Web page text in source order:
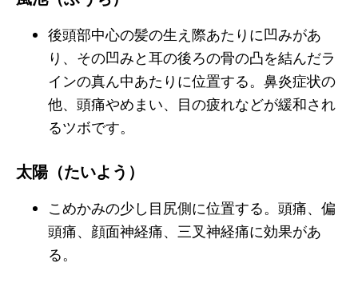
後頭部中心の髪の生え際あたりに凹みがあ
り、その凹みと耳の後ろの骨の凸を結んだラ
インの真ん中あたりに位置する。鼻炎症状の
他、頭痛やめまい、目の疲れなどが緩和され
るツボです。
太陽（たいよう）
こめかみの少し目尻側に位置する。頭痛、偏
頭痛、顔面神経痛、三叉神経痛に効果があ
る。